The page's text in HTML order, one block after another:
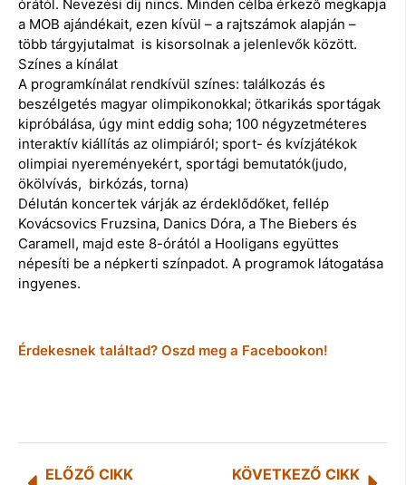
órától. Nevezési díj nincs. Minden célba érkező megkapja
a MOB ajándékait, ezen kívül – a rajtszámok alapján –
több tárgyjutalmat is kisorsolnak a jelenlevők között.
Színes a kínálat
A programkínálat rendkívül színes: találkozás és
beszélgetés magyar olimpikonokkal; ötkarikás sportágak
kipróbálása, úgy mint eddig soha; 100 négyzetméteres
interaktív kiállítás az olimpiáról; sport- és kvízjátékok
olimpiai nyereményekért, sportági bemutatók(judo,
ökölvívás, birkózás, torna)
Délután koncertek várják az érdeklődőket, fellép
Kovácsovics Fruzsina, Danics Dóra, a The Biebers és
Caramell, majd este 8-órától a Hooligans együttes
népesíti be a népkerti színpadot. A programok látogatása
ingyenes.
Érdekesnek találtad? Oszd meg a Facebookon!
ELŐZŐ CIKK KÖVETKEZŐ CIKK